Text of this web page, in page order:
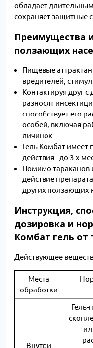
обладает
сохраняет защитные
Преимущества
ползающих
Пищевые
вредителей,
Контактируя друг
разносят
способствует его
особей, включая
личинок
Гель Комбат
действия - до 3-х
Помимо тараканов
действие
других ползающих
Инструкция,
дозировка и
Комбат гель от
Действующее
Места
обработки
Внутри
Гель-